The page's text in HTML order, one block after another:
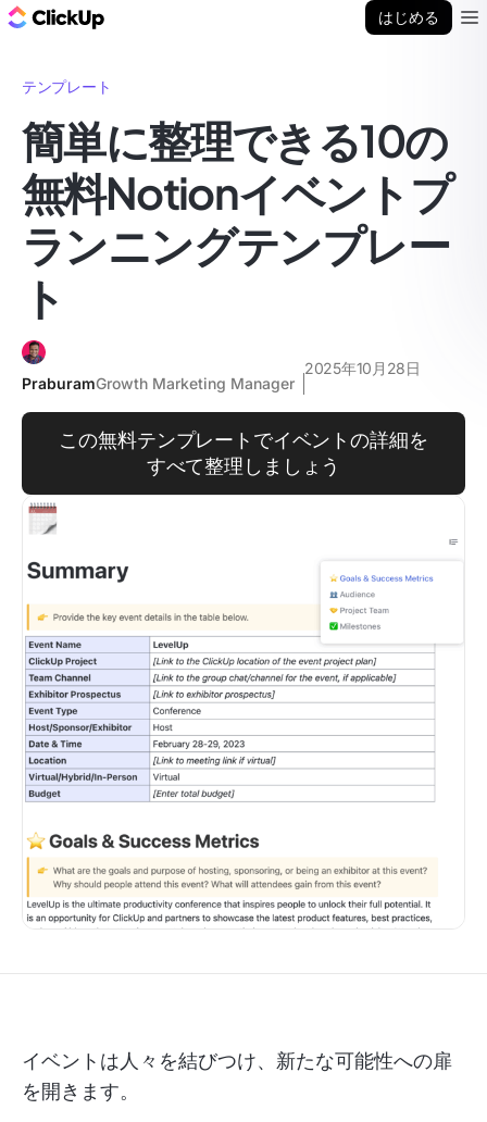
はじめる
テンプレート
簡単に整理できる10の
無料Notionイベントプ
ランニングテンプレー
ト
PraburamGrowth Marketing Manager
2025年10月28日
この無料テンプレートでイベントの詳細を
すべて整理しましょう
イベントは人々を結びつけ、新たな可能性への扉
を開きます。